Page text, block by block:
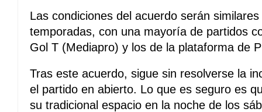
Las condiciones del acuerdo serán
temporadas, con una mayoría de partidos
Gol T (Mediapro) y los de la plataforma de
Tras este acuerdo, sigue sin resolverse la
el partido en abierto. Lo que es seguro es
su tradicional espacio en la noche de los